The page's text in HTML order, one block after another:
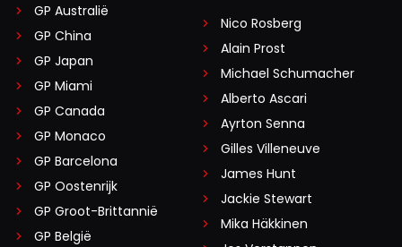
GP Australië
GP China
GP Japan
GP Miami
GP Canada
GP Monaco
GP Barcelona
GP Oostenrijk
GP Groot-Brittannië
GP België
Nico Rosberg
Alain Prost
Michael Schumacher
Alberto Ascari
Ayrton Senna
Gilles Villeneuve
James Hunt
Jackie Stewart
Mika Häkkinen